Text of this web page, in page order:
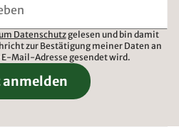
Datenschutzgelesen und bin damit
zur Bestätigung meiner Daten an
Mail-Adresse gesendet wird.
anmelden